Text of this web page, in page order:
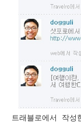
트래블로에서 작